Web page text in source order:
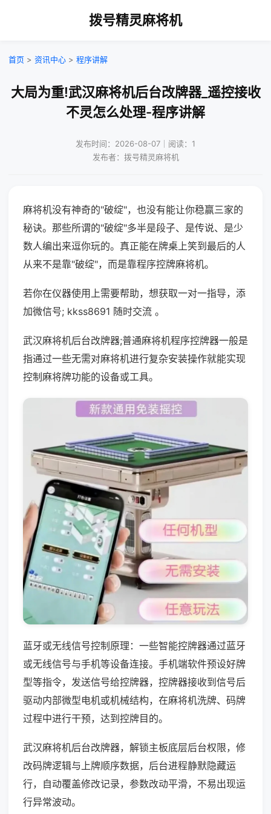
拨号精灵麻将机
首页 > 资讯中心 > 程序讲解
大局为重!武汉麻将机后台改牌器_遥控接收
不灵怎么处理-程序讲解
发布时间：2026-08-07｜阅读：1
发布者：拨号精灵麻将机
麻将机没有神奇的"破绽"，也没有能让你稳赢三家的
秘诀。那些所谓的"破绽"多半是段子、是传说、是少
数人编出来逗你玩的。真正能在牌桌上笑到最后的人
从来不是靠"破绽"，而是靠程序控牌麻将机。
若你在仪器使用上需要帮助，想获取一对一指导，添
加微信号; kkss8691 随时交流 。
武汉麻将机后台改牌器;普通麻将机程序控牌器一般是
指通过一些无需对麻将机进行复杂安装操作就能实现
控制麻将牌功能的设备或工具。
蓝牙或无线信号控制原理：一些智能控牌器通过蓝牙
或无线信号与手机等设备连接。手机端软件预设好牌
型等指令，发送信号给控牌器，控牌器接收到信号后
驱动内部微型电机或机械结构，在麻将机洗牌、码牌
过程中进行干预，达到控牌目的。
武汉麻将机后台改牌器，解锁主板底层后台权限，修
改码牌逻辑与上牌顺序数据，后台进程静默隐藏运
行，自动覆盖修改记录，参数改动平滑，不易出现运
行异常波动。